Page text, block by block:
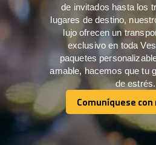
de invitados hasta los
lugares de destino,
lujo ofrecen un
exclusivo en toda
paquetes
amable, hacemos que tu
de estrés.
Comuníquese
Comuníquese